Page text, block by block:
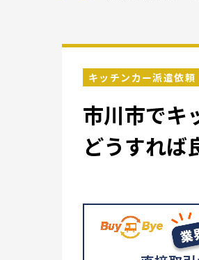
キッチンカー派遣依頼
市川市でキ
どうすれば